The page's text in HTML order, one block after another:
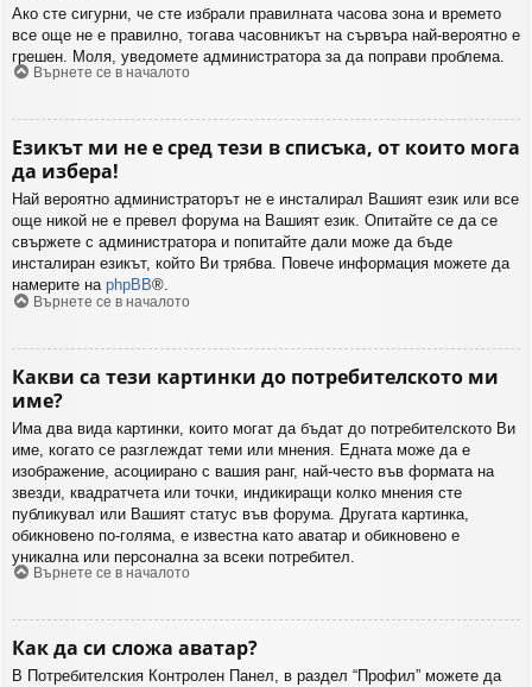
Ако сте сигурни, че сте избрали правилната часова зона и времето
все още не е правилно, тогава часовникът на сървъра най-вероятно е
грешен. Моля, уведомете администратора за да поправи проблема.
Върнете се в началото
Езикът ми не е сред тези в списъка, от които мога
да избера!
Най вероятно администраторът не е инсталирал Вашият език или все
още никой не е превел форума на Вашият език. Опитайте се да се
свържете с администратора и попитайте дали може да бъде
инсталиран езикът, който Ви трябва. Повече информация можете да
намерите на phpBB®.
Върнете се в началото
Какви са тези картинки до потребителското ми
име?
Има два вида картинки, които могат да бъдат до потребителското Ви
име, когато се разглеждат теми или мнения. Едната може да е
изображение, асоциирано с вашия ранг, най-често във формата на
звезди, квадратчета или точки, индикиращи колко мнения сте
публикувал или Вашият статус във форума. Другата картинка,
обикновено по-голяма, е известна като аватар и обикновено е
уникална или персонална за всеки потребител.
Върнете се в началото
Как да си сложа аватар?
В Потребителския Контролен Панел, в раздел “Профил” можете да